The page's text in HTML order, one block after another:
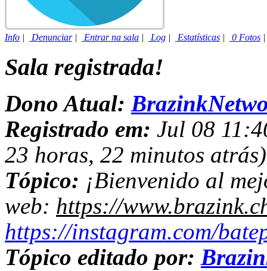
Info | Denunciar| Entrar na sala | Log | Estatísticas | 0 Fotos
Sala registrada!
Dono Atual:
Registrado em: Jul 08
23 horas, 22 minutos atrás)
Tópico: ¡Bienvenido al
web: https://
https://instagram.com/
Tópico editado por: